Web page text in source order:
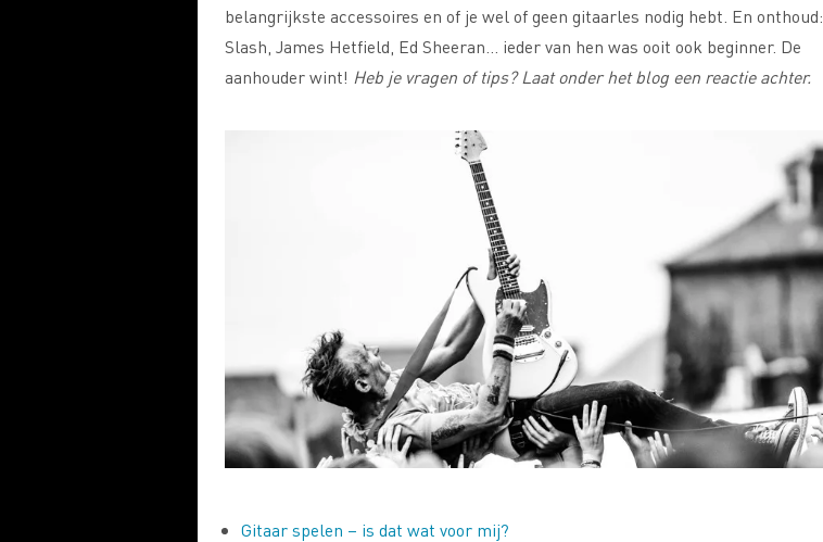
belangrijkste accessoires en of je wel of geen gitaarles nodig hebt. En onthoud:
Slash, James Hetfield, Ed Sheeran… ieder van hen was ooit ook beginner. De
aanhouder wint! Heb je vragen of tips? Laat onder het blog een reactie achter.
Gitaar spelen – is dat wat voor mij?